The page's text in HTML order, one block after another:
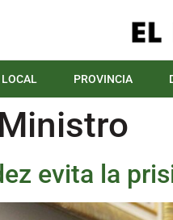
LOCAL PROVINCIA
Ministro
evita la